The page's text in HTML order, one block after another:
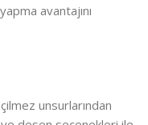
avantajını
unsurlarından